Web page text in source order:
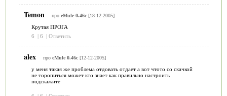
Temon про eMule 0.46c[18-12-2005]
Крутая ПРОГА
6
| 6 | Ответить
alex про eMule 0.46c[12-12-2005]
у меня такая же проблема отдовать отдает а вот чтото со скачкой
не торопиться может кто знает как правильно настроить
подскажите